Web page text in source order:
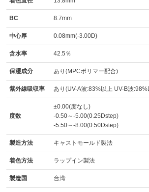
BC 8.7mm
中心厚 0.08mm(-3.00D)
含水率 42.5％
保湿成分 あり(MPCポリマー配合)
紫外線吸収率 あり(UV-A波:83%以上 UV-B波:98%
度数
±0.00(度なし)
-0.50～-5.00(0.25Dstep)
-5.50～-8.00(0.50Dstep)
製造方法 キャストモールド製法
着色方法 ラップイン製法
製造国 台湾